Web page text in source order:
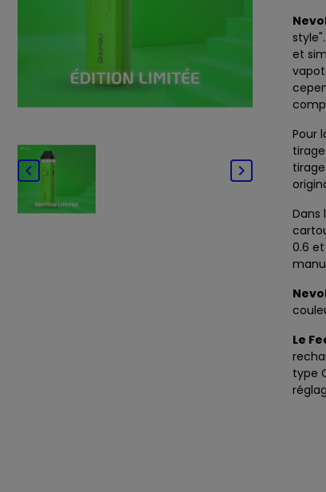
 
et
Pour
tirage
tirage
Dans
0.6
Le
type